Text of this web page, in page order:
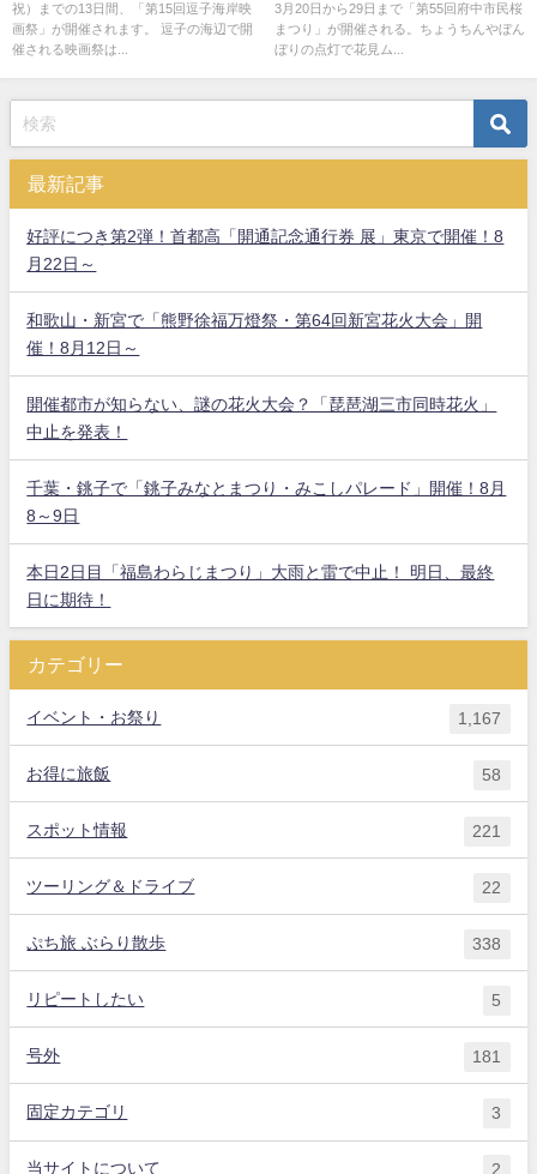
祝）までの13日間、「第15回逗子海岸映
画祭」が開催されます。 逗子の海辺で開
催される映画祭は...
3月20日から29日まで「第55回府中市民桜
まつり」が開催される。ちょうちんやぼん
ぼりの点灯で花見ム...
最新記事
好評につき第2弾！首都高「開通記念通行券 展」東京で開催！8
月22日～
和歌山・新宮で「熊野徐福万燈祭・第64回新宮花火大会」開
催！8月12日～
開催都市が知らない、謎の花火大会？「琵琶湖三市同時花火」
中止を発表！
千葉・銚子で「銚子みなとまつり・みこしパレード」開催！8月
8～9日
本日2日目「福島わらじまつり」大雨と雷で中止！ 明日、最終
日に期待！
カテゴリー
イベント・お祭り 1,167
お得に旅飯 58
スポット情報 221
ツーリング＆ドライブ 22
ぷち旅 ぶらり散歩 338
リピートしたい 5
号外 181
固定カテゴリ 3
当サイトについて 2